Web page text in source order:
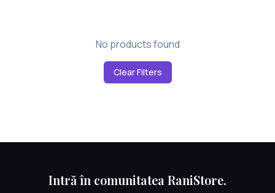
No products found
Clear Filters
Intră în comunitatea RaniStore.